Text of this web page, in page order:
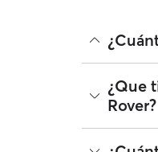
A fecha
radio,
perro.
¿Que
Rover?
Rover